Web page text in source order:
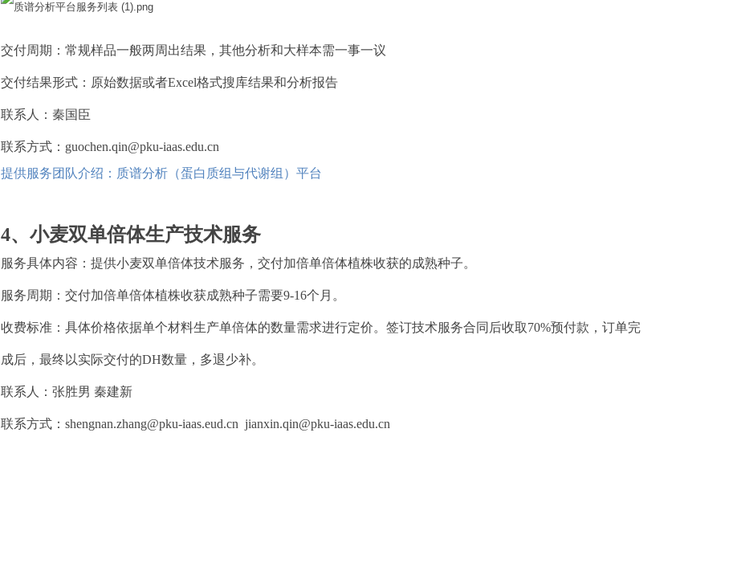
交付周期：常规样品一般两周出结果，其他分析和大样本需一事一议
交付结果形式：原始数据或者Excel格式搜库结果和分析报告
联系人：秦国臣
联系方式：guochen.qin@pku-iaas.edu.cn
提供服务团队介绍：质谱分析（蛋白质组与代谢组）平台
4、小麦双单倍体生产技术服务
服务具体内容：提供小麦双单倍体技术服务，交付加倍单倍体植株收获的成熟种子。
服务周期：交付加倍单倍体植株收获成熟种子需要9-16个月。
收费标准：具体价格依据单个材料生产单倍体的数量需求进行定价。签订技术服务合同后收取70%预付款，订单完
成后，最终以实际交付的DH数量，多退少补。
联系人：张胜男 秦建新
联系方式：shengnan.zhang@pku-iaas.eud.cn jianxin.qin@pku-iaas.edu.cn